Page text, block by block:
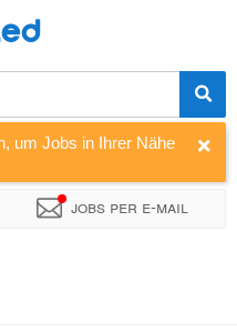
um Jobs in Ihrer Nähe
Jobs per e-mail